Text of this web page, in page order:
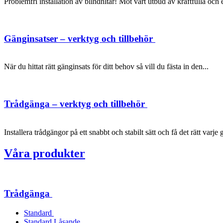
Gänginsatser – verktyg och tillbehör
När du hittat rätt gänginsats för ditt behov så vill du fästa in den...
Trådgänga – verktyg och tillbehör
Installera trådgängor på ett snabbt och stabilt sätt och få det rätt varje
Våra produkter
Trådgänga
Standard